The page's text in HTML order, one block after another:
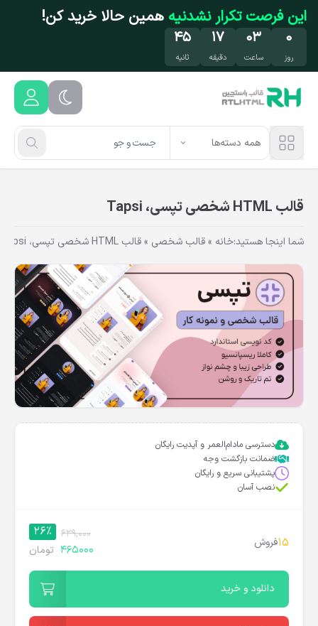
رفتن به محتوای اصلی
این فرصت تکرار نشدنیه همین حالا خرید کن!
۰
روز
۰۳
ساعت
۱۷
دقیقه
۴۴
ثانیه
همه دسته‌ها
قالب HTML شخصی تپسی، Tapsi
شما اینجا هستید:خانه »قالب شخصی »قالب HTML شخصی تپسی، Tapsi
دسترسی مادام‌العمر و آپدیت رایگان
ضمانت بازگشت وجه
پشتیبانی سریع و رایگان
نصب آسان
15فروش
629,000
26%
465000 تومان
دانلود و خرید